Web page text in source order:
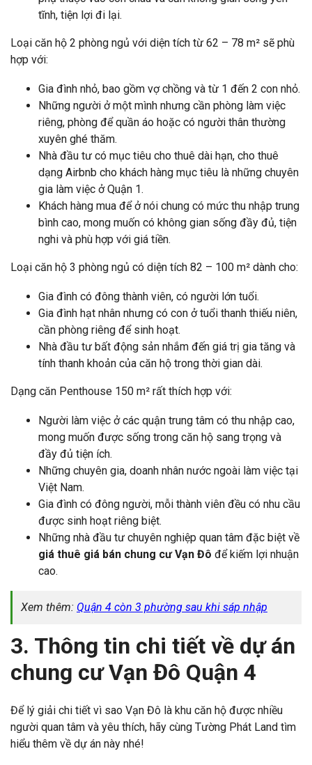
tĩnh, tiện lợi đi lại.
Loại căn hộ 2 phòng ngủ với diện tích từ 62 – 78 m² sẽ phù
hợp với:
Gia đình nhỏ, bao gồm vợ chồng và từ 1 đến 2 con nhỏ.
Những người ở một mình nhưng cần phòng làm việc
riêng, phòng để quần áo hoặc có người thân thường
xuyên ghé thăm.
Nhà đầu tư có mục tiêu cho thuê dài hạn, cho thuê
dạng Airbnb cho khách hàng mục tiêu là những chuyên
gia làm việc ở Quận 1.
Khách hàng mua để ở nói chung có mức thu nhập trung
bình cao, mong muốn có không gian sống đầy đủ, tiện
nghi và phù hợp với giá tiền.
Loại căn hộ 3 phòng ngủ có diện tích 82 – 100 m² dành cho:
Gia đình có đông thành viên, có người lớn tuổi.
Gia đình hạt nhân nhưng có con ở tuổi thanh thiếu niên,
cần phòng riêng để sinh hoạt.
Nhà đầu tư bất động sản nhắm đến giá trị gia tăng và
tính thanh khoản của căn hộ trong thời gian dài.
Dạng căn Penthouse 150 m² rất thích hợp với:
Người làm việc ở các quận trung tâm có thu nhập cao,
mong muốn được sống trong căn hộ sang trọng và
đầy đủ tiện ích.
Những chuyên gia, doanh nhân nước ngoài làm việc tại
Việt Nam.
Gia đình có đông người, mỗi thành viên đều có nhu cầu
được sinh hoạt riêng biệt.
Những nhà đầu tư chuyên nghiệp quan tâm đặc biệt về
giá thuê giá bán chung cư Vạn Đô để kiếm lợi nhuận
cao.
Xem thêm: Quận 4 còn 3 phường sau khi sáp nhập
3. Thông tin chi tiết về dự án
chung cư Vạn Đô Quận 4
Để lý giải chi tiết vì sao Vạn Đô là khu căn hộ được nhiều
người quan tâm và yêu thích, hãy cùng Tường Phát Land tìm
hiểu thêm về dự án này nhé!